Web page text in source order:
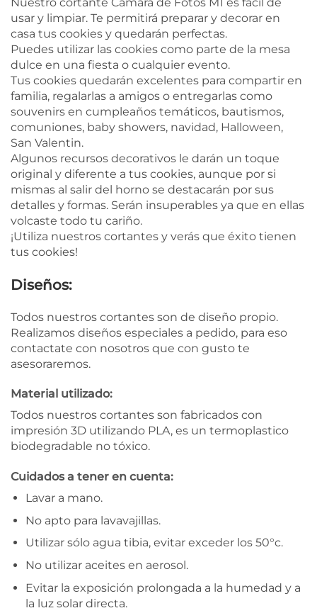
usar y limpiar. Te permitirá preparar y decorar en
casa tus cookies y quedarán perfectas.
Puedes utilizar las cookies como parte de la mesa
dulce en una fiesta o cualquier evento.
Tus cookies quedarán excelentes para compartir en
familia, regalarlas a amigos o entregarlas como
souvenirs en cumpleaños temáticos, bautismos,
comuniones, baby showers, navidad, Halloween,
San Valentin.
Algunos recursos decorativos le darán un toque
original y diferente a tus cookies, aunque por si
mismas al salir del horno se destacarán por sus
detalles y formas. Serán insuperables ya que en ellas
volcaste todo tu cariño.
¡Utiliza nuestros cortantes y verás que éxito tienen
tus cookies!
Diseños:
Todos nuestros cortantes son de diseño propio.
Realizamos diseños especiales a pedido, para eso
contactate con nosotros que con gusto te
asesoraremos.
Material utilizado:
Todos nuestros cortantes son fabricados con
impresión 3D utilizando PLA, es un termoplastico
biodegradable no tóxico.
Cuidados a tener en cuenta:
Lavar a mano.
No apto para lavavajillas.
Utilizar sólo agua tibia, evitar exceder los 50°c.
No utilizar aceites en aerosol.
Evitar la exposición prolongada a la humedad y a
la luz solar directa.